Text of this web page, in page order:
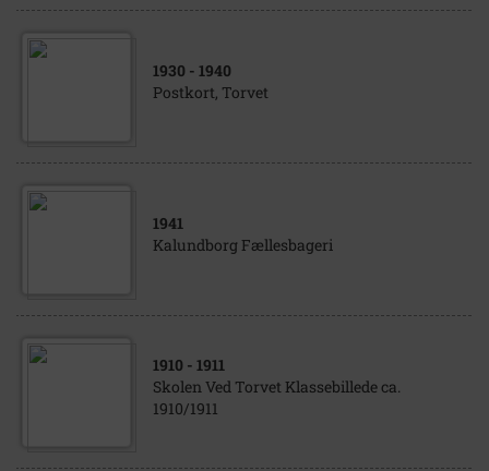
1930 - 1940
Postkort, Torvet
1941
Kalundborg Fællesbageri
1910 - 1911
Skolen Ved Torvet Klassebillede ca.
1910/1911